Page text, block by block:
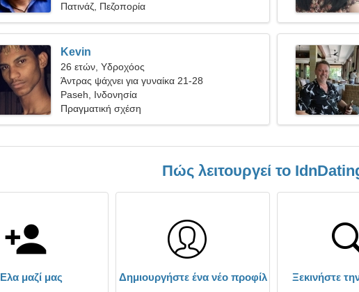
Πατινάζ, Πεζοπορία
Kevin
26 ετών, Υδροχόος
Άντρας ψάχνει για γυναίκα 21-28
Paseh, Ινδονησία
Πραγματική σχέση
Πώς λειτουργεί το
Ελα μαζί μας Δημιουργήστε ένα νέο προφίλ Ξεκινήστε